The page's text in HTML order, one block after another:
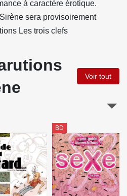
à caractère érotique.
sera provisoirement
Les trois clefs
Voir tout
BD